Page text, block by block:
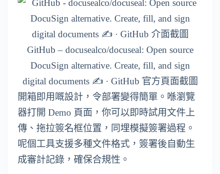
GitHub – docusealco/docuseal: Open source
DocuSign alternative. Create, fill, and sign
digital documents ✍️ · GitHub 官方頁面截圖
開箱即用嘅設計，令部署變得簡單。喺瀏覽
器打開 Demo 頁面，你可以即時試用文件上
傳、拖拉簽名框位置，同埋模擬簽署過程。
呢個工具支援多種文件格式，簽署後自動生
成審計記錄，確保合規性。